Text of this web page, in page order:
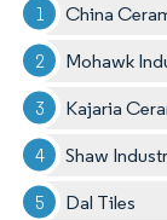
China
Mohawk
Kajaria
Shaw
Dal Tiles